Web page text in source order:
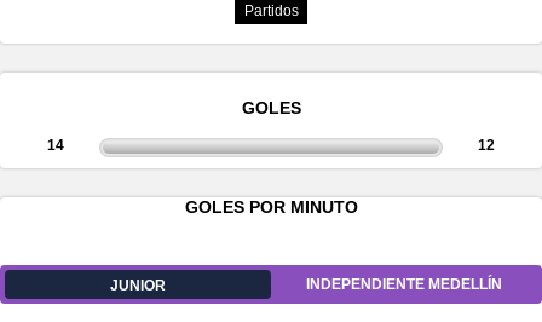
Partidos
GOLES
14 12
GOLES POR MINUTO
JUNIOR INDEPENDIENTE MEDELLÍN